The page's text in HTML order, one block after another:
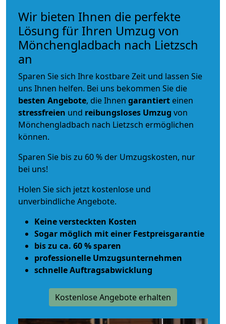
Wir bieten Ihnen die perfekte
Lösung für Ihren Umzug von
Mönchengladbach nach Lietzsch
an
Sparen Sie sich Ihre kostbare Zeit und lassen Sie
uns Ihnen helfen. Bei uns bekommen Sie die
besten Angebote, die Ihnen garantiert einen
stressfreien und reibungsloses Umzug von
Mönchengladbach nach Lietzsch ermöglichen
können.
Sparen Sie bis zu 60 % der Umzugskosten, nur
bei uns!
Holen Sie sich jetzt kostenlose und
unverbindliche Angebote.
Keine versteckten Kosten
Sogar möglich mit einer Festpreisgarantie
bis zu ca. 60 % sparen
professionelle Umzugsunternehmen
schnelle Auftragsabwicklung
Kostenlose Angebote erhalten